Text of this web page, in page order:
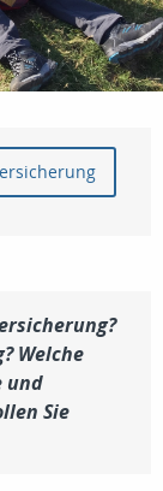
Welche
und
Sie